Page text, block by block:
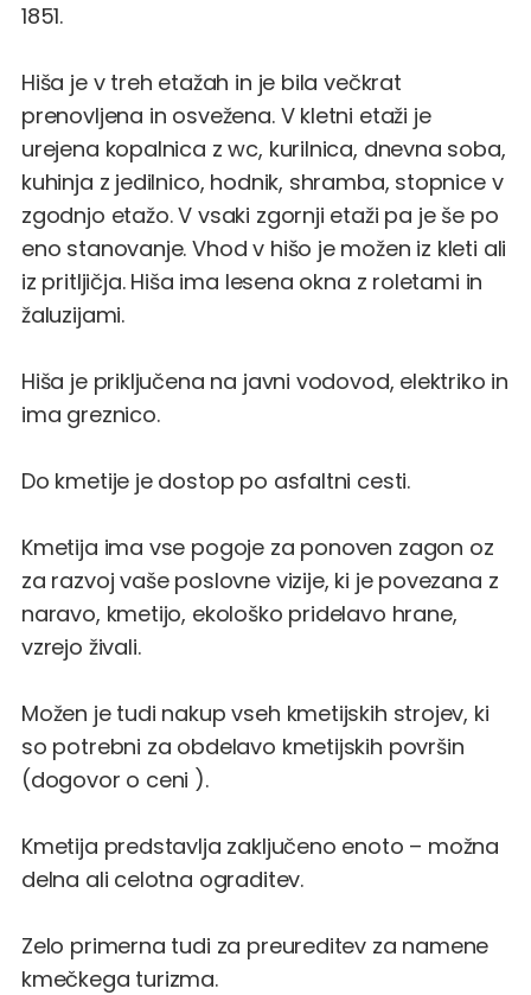
1851.
Hiša je v treh etažah in je bila večkrat
prenovljena in osvežena. V kletni etaži je
urejena kopalnica z wc, kurilnica, dnevna soba,
kuhinja z jedilnico, hodnik, shramba, stopnice v
zgodnjo etažo. V vsaki zgornji etaži pa je še po
eno stanovanje. Vhod v hišo je možen iz kleti ali
iz pritljičja. Hiša ima lesena okna z roletami in
žaluzijami.
Hiša je priključena na javni vodovod, elektriko in
ima greznico.
Do kmetije je dostop po asfaltni cesti.
Kmetija ima vse pogoje za ponoven zagon oz
za razvoj vaše poslovne vizije, ki je povezana z
naravo, kmetijo, ekološko pridelavo hrane,
vzrejo živali.
Možen je tudi nakup vseh kmetijskih strojev, ki
so potrebni za obdelavo kmetijskih površin
(dogovor o ceni ).
Kmetija predstavlja zaključeno enoto – možna
delna ali celotna ograditev.
Zelo primerna tudi za preureditev za namene
kmečkega turizma.